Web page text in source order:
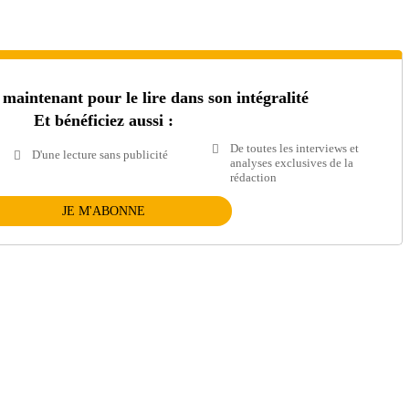
maintenant pour le lire dans son intégralité
Et bénéficiez aussi :
D'une lecture sans publicité
De toutes les interviews et
analyses exclusives de la
rédaction
JE M'ABONNE